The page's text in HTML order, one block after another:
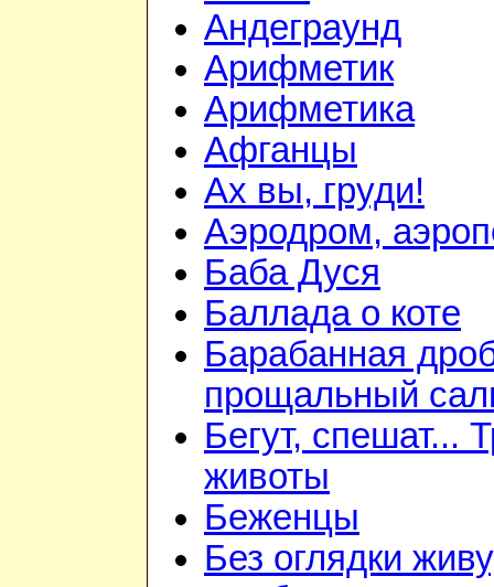
Андеграунд
Арифметик
Арифметика
Афганцы
Ах вы, груди!
Аэродром,
Баба Дуся
Баллада о коте
Барабанная
прощальный
Бегут, спешат...
животы
Беженцы
Без оглядки